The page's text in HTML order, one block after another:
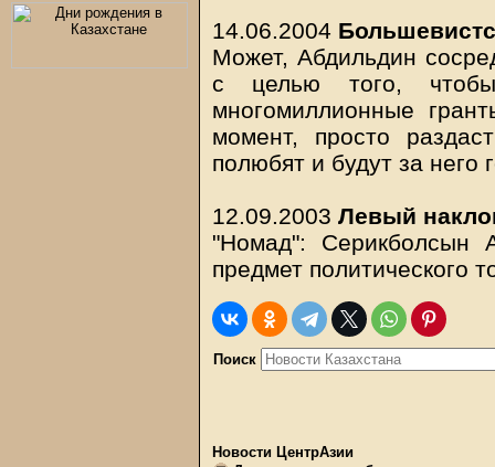
14.06.2004
Может, Абдильдин
с целью того,
многомиллионные
момент, просто
полюбят и будут за него
12.09.2003 Левый
"Номад": Серикболсын
предмет политического
Поиск
Новости ЦентрАзии